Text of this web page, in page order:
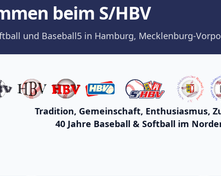
beim S/HBV
und Baseball5 in Hamburg, Mecklenburg-
Tradition, Gemeinschaft, Enthusiasmus,
40 Jahre Baseball & Softball im